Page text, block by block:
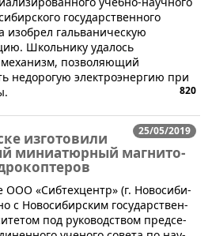
государственного
изобрел гальваническую
Школьнику удалось
механизм, позволяющий
недорогую электроэнергию при
820
25/05/2019
из­го­то­ви­ли
ми­ни­а­тюр­ный ма­г­ни­то­
ООО «Си­б­тех­цен­тр» (г. Но­во­си­би­
с Но­во­си­би­р­ским го­су­дар­ствен­
под ру­ко­вод­ством пред­се­